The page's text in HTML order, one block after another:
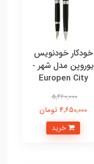
خودکار خودنویس
یوروپن مدل شهر -
Europen City
5,460,000
4,650,000 تومان